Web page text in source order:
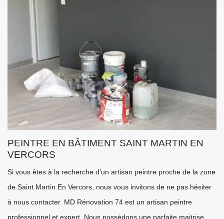
PEINTRE EN BÂTIMENT SAINT MARTIN EN
VERCORS
Si vous êtes à la recherche d’un artisan peintre proche de la zone
de Saint Martin En Vercors, nous vous invitons de ne pas hésiter
à nous contacter. MD Rénovation 74 est un artisan peintre
professionnel et expert. Nous possédons une parfaite maitrise